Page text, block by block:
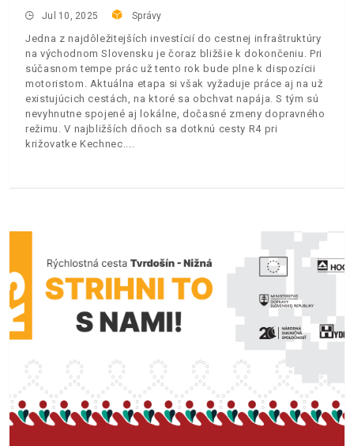
Jul 10, 2025 Správy
Jedna z najdôležitejších investícií do cestnej infraštruktúry
na východnom Slovensku je čoraz bližšie k dokončeniu. Pri
súčasnom tempe prác už tento rok bude plne k dispozícii
motoristom. Aktuálna etapa si však vyžaduje práce aj na už
existujúcich cestách, na ktoré sa obchvat napája. S tým sú
nevyhnutne spojené aj lokálne, dočasné zmeny dopravného
režimu. V najbližších dňoch sa dotknú cesty R4 pri
križovatke Kechnec.